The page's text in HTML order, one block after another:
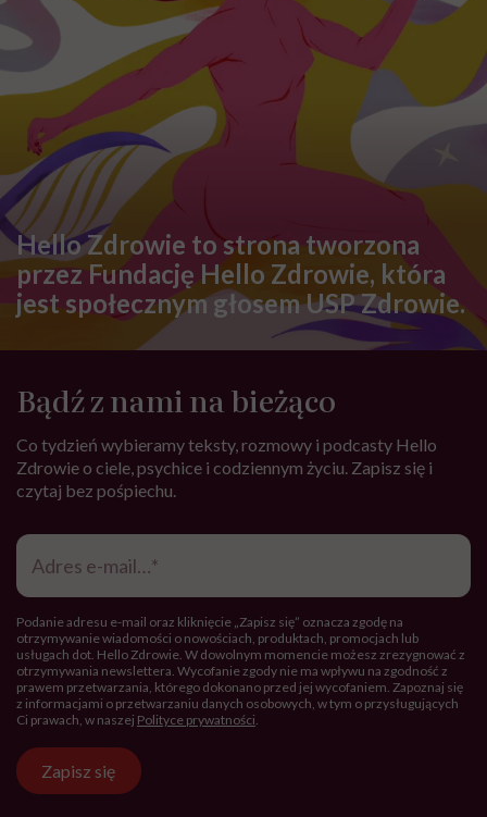
Hello Zdrowie to strona tworzona
przez Fundację Hello Zdrowie, która
jest społecznym głosem USP Zdrowie.
Bądź z nami na bieżąco
Co tydzień wybieramy teksty, rozmowy i podcasty Hello
Zdrowie o ciele, psychice i codziennym życiu. Zapisz się i
czytaj bez pośpiechu.
Adres
mail*
Podanie adresu e-mail oraz kliknięcie „Zapisz się” oznacza zgodę na
otrzymywanie wiadomości o nowościach, produktach, promocjach lub
usługach dot. Hello Zdrowie. W dowolnym momencie możesz zrezygnować z
otrzymywania newslettera. Wycofanie zgody nie ma wpływu na zgodność z
prawem przetwarzania, którego dokonano przed jej wycofaniem. Zapoznaj się
z informacjami o przetwarzaniu danych osobowych, w tym o przysługujących
Ci prawach, w naszej Polityce prywatności.
Zapisz się